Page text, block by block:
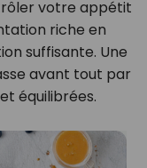
votre appétit
riche en
suffisante. Une
avant tout par
équilibrées.